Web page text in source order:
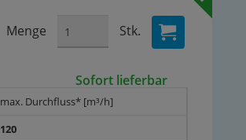
Menge Stk.
Sofort lieferbar
max. Durchfluss* [m³/h]
120